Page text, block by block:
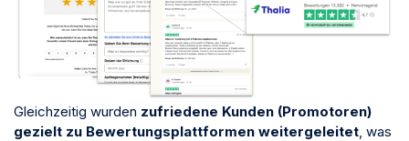
Gleichzeitig wurden zufriedene Kunden (Promotoren)
gezielt zu Bewertungsplattformen weitergeleitet, was